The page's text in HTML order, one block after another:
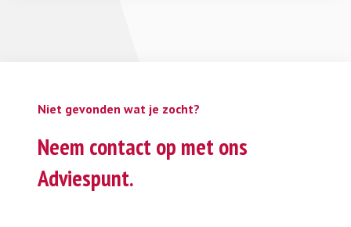
Niet gevonden wat je zocht?
Neem contact op met ons
Adviespunt.